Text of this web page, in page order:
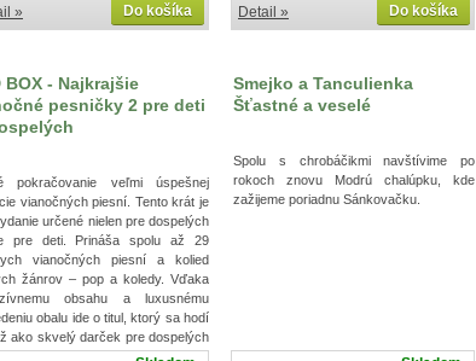
Do košíka
» Do košíka
Detail »
BOX - Najkrajšie
pesničky 2 pre deti
pokračovanie veľmi úspešnej
vianočných piesní. Tento krát je
určené nielen pre dospelých
pre deti. Prináša spolu až 29
vianočných piesní a kolied
žánrov – pop a koledy. Vďaka
obsahu a luxusnému
obalu ide o titul, ktorý sa hodí
ako skvelý darček pre dospelých
deti. Sú to pesničky, ktoré s nami
Smejko a Tanculienka
Šťastné a veselé
Spolu s chrobáčikmi navštívime po
rokoch znovu Modrú chalúpku, kde
zažijeme poriadnu Sánkovačku.